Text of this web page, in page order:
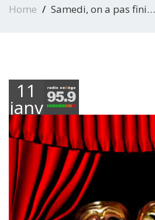
Home Samedi, on a pas fini…
11
janvier
2018